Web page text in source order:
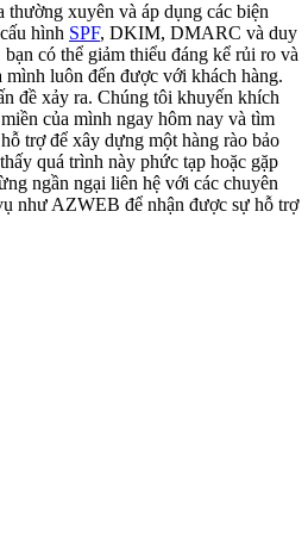
thường xuyên và áp dụng các biện
hình SPF, DKIM, DMARC và duy
có thể giảm thiểu đáng kể rủi ro và
mình luôn đến được với khách hàng.
đề xảy ra. Chúng tôi khuyến khích
của mình ngay hôm nay và tìm
trợ để xây dựng một hàng rào bảo
quá trình này phức tạp hoặc gặp
ngần ngại liên hệ với các chuyên
như AZWEB để nhận được sự hỗ trợ